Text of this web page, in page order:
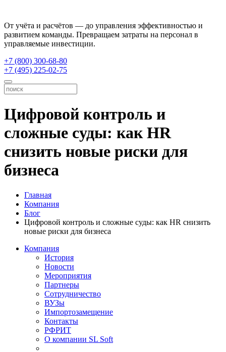
От учёта и расчётов — до управления эффективностью и
развитием команды. Превращаем затраты на персонал в
управляемые инвестиции.
+7 (800) 300-68-80
+7 (495) 225-02-75
Цифровой контроль и
сложные суды: как HR
снизить новые риски для
бизнеса
Главная
Компания
Блог
Цифровой контроль и сложные суды: как HR снизить
новые риски для бизнеса
Компания
История
Новости
Мероприятия
Партнеры
Сотрудничество
ВУЗы
Импортозамещение
Контакты
РФРИТ
О компании SL Soft